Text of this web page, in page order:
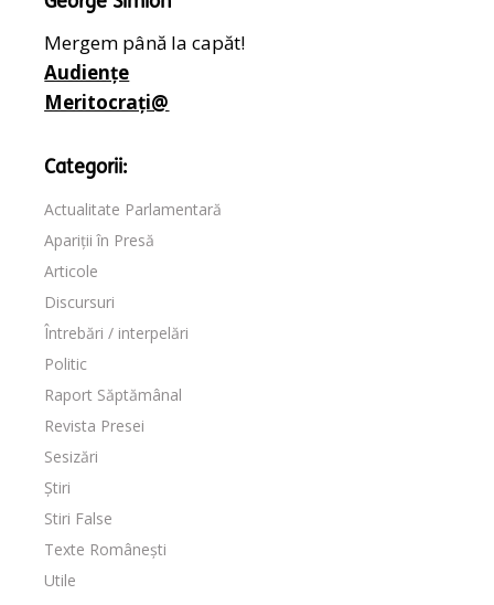
Mergem până la capăt!
Audiențe
Meritocrați@
Categorii:
Actualitate Parlamentară
Apariții în Presă
Articole
Discursuri
Întrebări / interpelări
Politic
Raport Săptămânal
Revista Presei
Sesizări
Știri
Stiri False
Texte Românești
Utile